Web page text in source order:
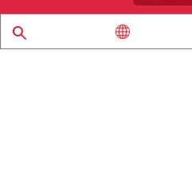
© 1997 - 2026 ROHM CO., LTD.